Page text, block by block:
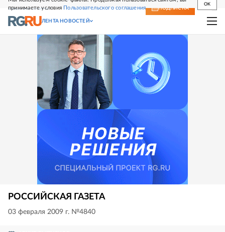
принимаете условия Пользовательского соглашения
OK
СВЕЖИЙ НОМЕР ПОДПИСКА
ЛЕНТА НОВОСТЕЙ
РОССИЙСКАЯ ГАЗЕТА
03 февраля 2009 г. №4840